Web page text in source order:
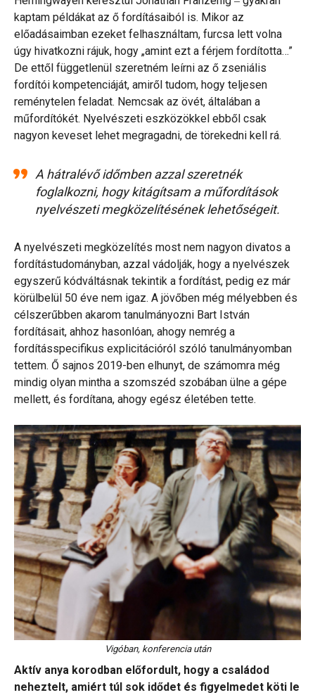
kaptam példákat az ő fordításaiból is. Mikor az
előadásaimban ezeket felhasználtam, furcsa lett volna
úgy hivatkozni rájuk, hogy „amint ezt a férjem fordította…”
De ettől függetlenül szeretném leírni az ő zseniális
fordítói kompetenciáját, amiről tudom, hogy teljesen
reménytelen feladat. Nemcsak az övét, általában a
műfordítókét. Nyelvészeti eszközökkel ebből csak
nagyon keveset lehet megragadni, de törekedni kell rá.
A hátralévő időmben azzal szeretnék
foglalkozni, hogy kitágítsam a műfordítások
nyelvészeti megközelítésének lehetőségeit.
A nyelvészeti megközelítés most nem nagyon divatos a
fordítástudományban, azzal vádolják, hogy a nyelvészek
egyszerű kódváltásnak tekintik a fordítást, pedig ez már
körülbelül 50 éve nem igaz. A jövőben még mélyebben és
célszerűbben akarom tanulmányozni Bart István
fordításait, ahhoz hasonlóan, ahogy nemrég a
fordításspecifikus explicitációról szóló tanulmányomban
tettem. Ő sajnos 2019-ben elhunyt, de számomra még
mindig olyan mintha a szomszéd szobában ülne a gépe
mellett, és fordítana, ahogy egész életében tette.
Vigóban, konferencia után
Aktív anya korodban előfordult, hogy a családod
neheztelt, amiért túl sok idődet és figyelmedet köti le